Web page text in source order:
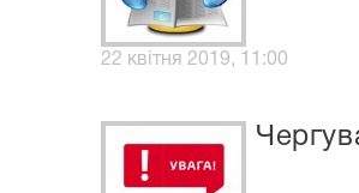
22 квітня 2019, 11:00